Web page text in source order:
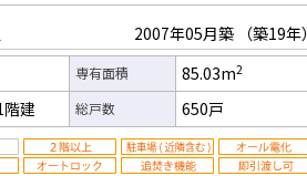
2007年05月築 （築19年）
専有面積 85.03m2
建 総戸数 650戸